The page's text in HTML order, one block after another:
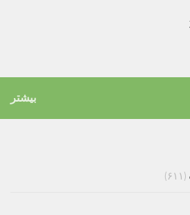
بیشتر
(۶۱۱)